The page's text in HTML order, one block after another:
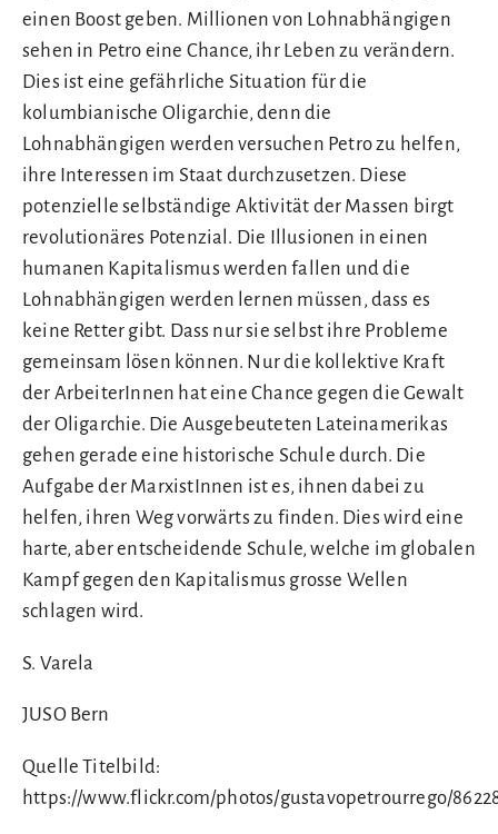
einen Boost geben. Millionen von Lohnabhängigen
sehen in Petro eine Chance, ihr Leben zu verändern.
Dies ist eine gefährliche Situation für die
kolumbianische Oligarchie, denn die
Lohnabhängigen werden versuchen Petro zu helfen,
ihre Interessen im Staat durchzusetzen. Diese
potenzielle selbständige Aktivität der Massen birgt
revolutionäres Potenzial. Die Illusionen in einen
humanen Kapitalismus werden fallen und die
Lohnabhängigen werden lernen müssen, dass es
keine Retter gibt. Dass nur sie selbst ihre Probleme
gemeinsam lösen können. Nur die kollektive Kraft
der ArbeiterInnen hat eine Chance gegen die Gewalt
der Oligarchie. Die Ausgebeuteten Lateinamerikas
gehen gerade eine historische Schule durch. Die
Aufgabe der MarxistInnen ist es, ihnen dabei zu
helfen, ihren Weg vorwärts zu finden. Dies wird eine
harte, aber entscheidende Schule, welche im globalen
Kampf gegen den Kapitalismus grosse Wellen
schlagen wird.
S. Varela
JUSO Bern
Quelle Titelbild:
https://www.flickr.com/photos/gustavopetrourrego/